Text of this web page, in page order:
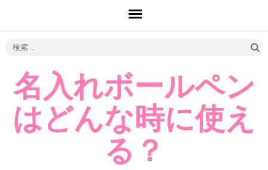
名入れボールペン
はどんな時に使え
る？